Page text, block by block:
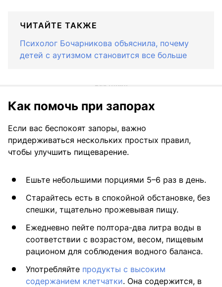
ЧИТАЙТЕ ТАКЖЕ
Психолог Бочарникова объяснила, почему
детей с аутизмом становится все больше
Как помочь при запорах
Если вас беспокоят запоры, важно
придерживаться нескольких простых правил,
чтобы улучшить пищеварение.
Ешьте небольшими порциями 5–6 раз в день.
Старайтесь есть в спокойной обстановке, без
спешки, тщательно прожевывая пищу.
Ежедневно пейте полтора-два литра воды в
соответствии с возрастом, весом, пищевым
рационом для соблюдения водного баланса.
Употребляйте продукты с высоким
содержанием клетчатки. Она содержится, в